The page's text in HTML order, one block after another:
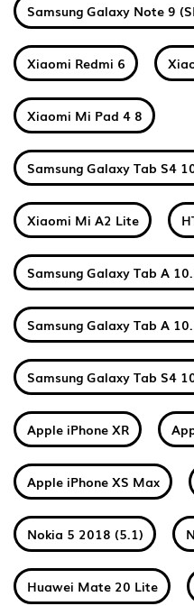
Samsung Galaxy Note 9
Xiaomi Redmi 6
Xiaomi Mi Pad 4 8
Samsung Galaxy Tab S4
Xiaomi Mi A2 Lite
Samsung Galaxy Tab A
Samsung Galaxy Tab A
Samsung Galaxy Tab S4
Apple iPhone XR
Apple iPhone XS Max
Nokia 5 2018 (5.1)
Huawei Mate 20 Lite